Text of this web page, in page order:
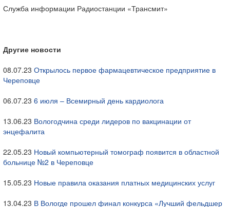
Служба информации Радиостанции «Трансмит»
Другие новости
08.07.23 Открылось первое фармацевтическое предприятие в
Череповце
06.07.23 6 июля – Всемирный день кардиолога
13.06.23 Вологодчина среди лидеров по вакцинации от
энцефалита
22.05.23 Новый компьютерный томограф появится в областной
больнице №2 в Череповце
15.05.23 Новые правила оказания платных медицинских услуг
13.04.23 В Вологде прошел финал конкурса «Лучший фельдшер